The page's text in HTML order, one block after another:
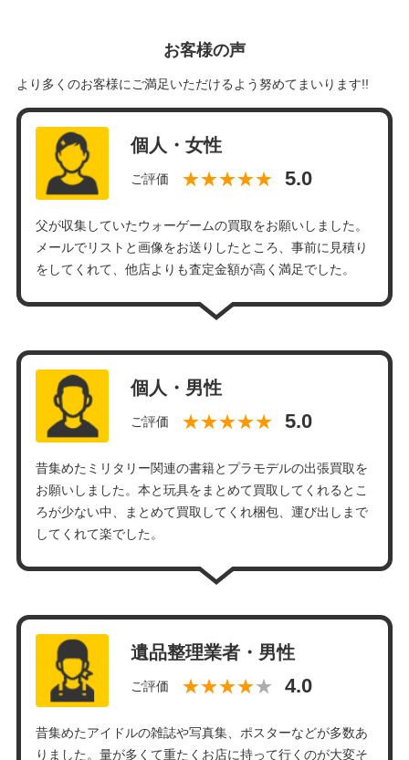
お客様の声
より多くのお客様にご満足いただけるよう努めてまいります!!
個人・女性
ご評価 ★★★★★
父が収集していたウォーゲームの買取をお願いしました。
メールでリストと画像をお送りしたところ、事前に見積り
をしてくれて、他店よりも査定金額が高く満足でした。
個人・男性
ご評価 ★★★★★
昔集めたミリタリー関連の書籍とプラモデルの出張買取を
お願いしました。本と玩具をまとめて買取してくれるとこ
ろが少ない中、まとめて買取してくれ梱包、運び出しまで
してくれて楽でした。
遺品整理業者・男性
ご評価 ★★★★
昔集めたアイドルの雑誌や写真集、ポスターなどが多数あ
りました。量が多くて重たくお店に持って行くのが大変そ